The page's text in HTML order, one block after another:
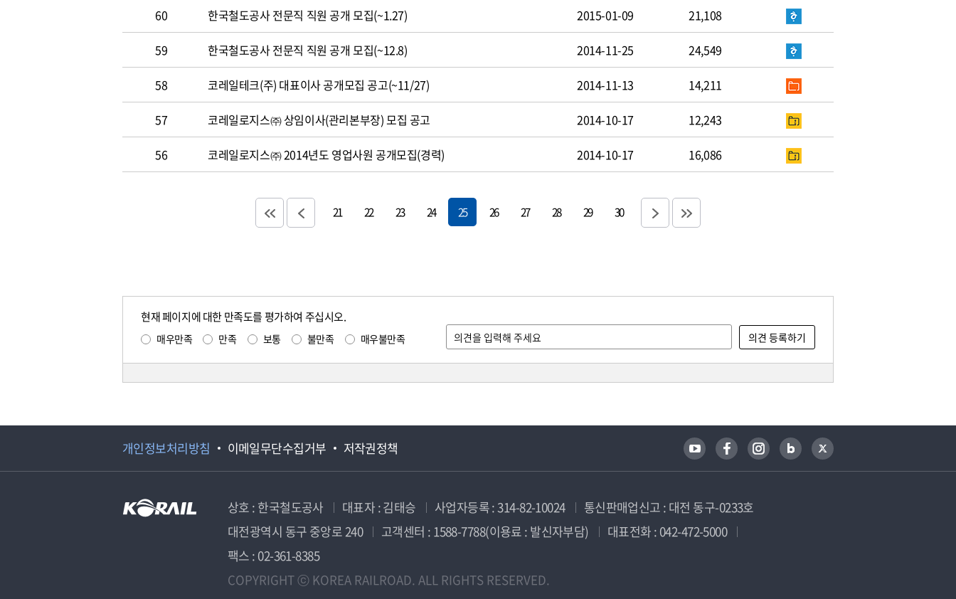
60 한국철도공사 전문직 직원 공개 모집(~1.27) 2015-01-09 21,108
59 한국철도공사 전문직 직원 공개 모집(~12.8) 2014-11-25 24,549
58 코레일테크(주) 대표이사 공개모집 공고(~11/27) 2014-11-13 14,211
57 코레일로지스㈜ 상임이사(관리본부장) 모집 공고 2014-10-17 12,243
56 코레일로지스㈜ 2014년도 영업사원 공개모집(경력) 2014-10-17 16,086
21 22 23 24 25 26 27 28 29 30
현재 페이지에 대한 만족도를 평가하여 주십시오.
매우만족 만족 보통 불만족 매우불만족
개인정보처리방침 이메일무단수집거부 저작권정책
상호 : 한국철도공사 대표자 : 김태승 사업자등록 : 314-82-10024
통신판매업신고 : 대전 동구-0233호
대전광역시 동구 중앙로 240
고객센터 : 1588-7788(이용료 : 발신자부담)
대표전화 : 042-472-5000
팩스 : 02-361-8385
COPYRIGHT ⓒ KOREA RAILROAD. ALL RIGHTS RESERVED.